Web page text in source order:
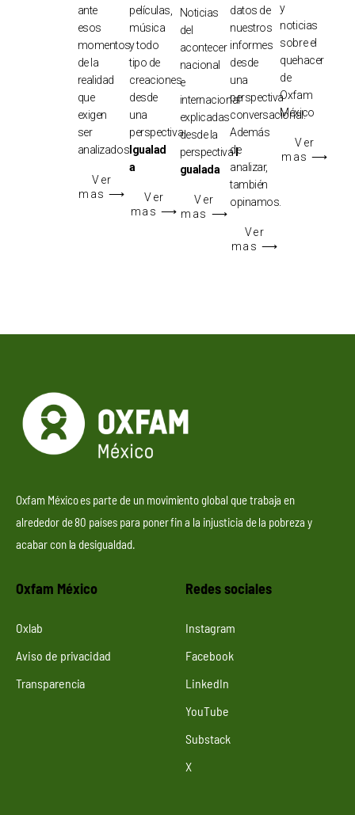
ante
esos
momentos
de la
realidad
que
exigen
ser
analizados.
Ver
mas ⟶
películas,
música
y todo
tipo de
creaciones
desde
una
perspectiva
Igualad
a
Ver
mas ⟶
Noticias
del
acontecer
nacional
e
internacional
explicadas
desde la
perspectivaI
gualada
Ver
mas ⟶
datos de
nuestros
informes
desde
una
perspectiva
conversacional.
Además
de
analizar,
también
opinamos.
Ver
mas ⟶
y
noticias
sobre el
quehacer
de
Oxfam
México
Ver
mas ⟶
Oxfam México es parte de un movimiento global que trabaja en
alrededor de 80 países para poner fin a la injusticia de la pobreza y
acabar con la desigualdad.
Oxfam México
Oxlab
Aviso de privacidad
Transparencia
Redes sociales
Instagram
Facebook
LinkedIn
YouTube
Substack
X